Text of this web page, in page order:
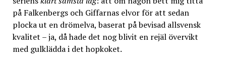
på Falkenbergs och Giffarnas elvor för att sedan
plocka ut en drömelva, baserat på bevisad allsvensk
kvalitet – ja, då hade det nog blivit en rejäl övervikt
med gulklädda i det hopkoket.